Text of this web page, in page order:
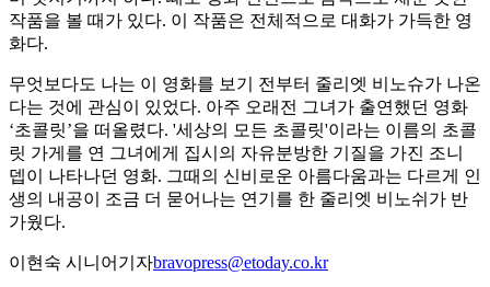
작품을 볼 때가 있다. 이 작품은 전체적으로 대화가 가득한 영
화다.
무엇보다도 나는 이 영화를 보기 전부터 줄리엣 비노슈가 나온
다는 것에 관심이 있었다. 아주 오래전 그녀가 출연했던 영화
‘초콜릿’을 떠올렸다. '세상의 모든 초콜릿'이라는 이름의 초콜
릿 가게를 연 그녀에게 집시의 자유분방한 기질을 가진 조니
뎁이 나타나던 영화. 그때의 신비로운 아름다움과는 다르게 인
생의 내공이 조금 더 묻어나는 연기를 한 줄리엣 비노쉬가 반
가웠다.
이현숙 시니어기자bravopress@etoday.co.kr